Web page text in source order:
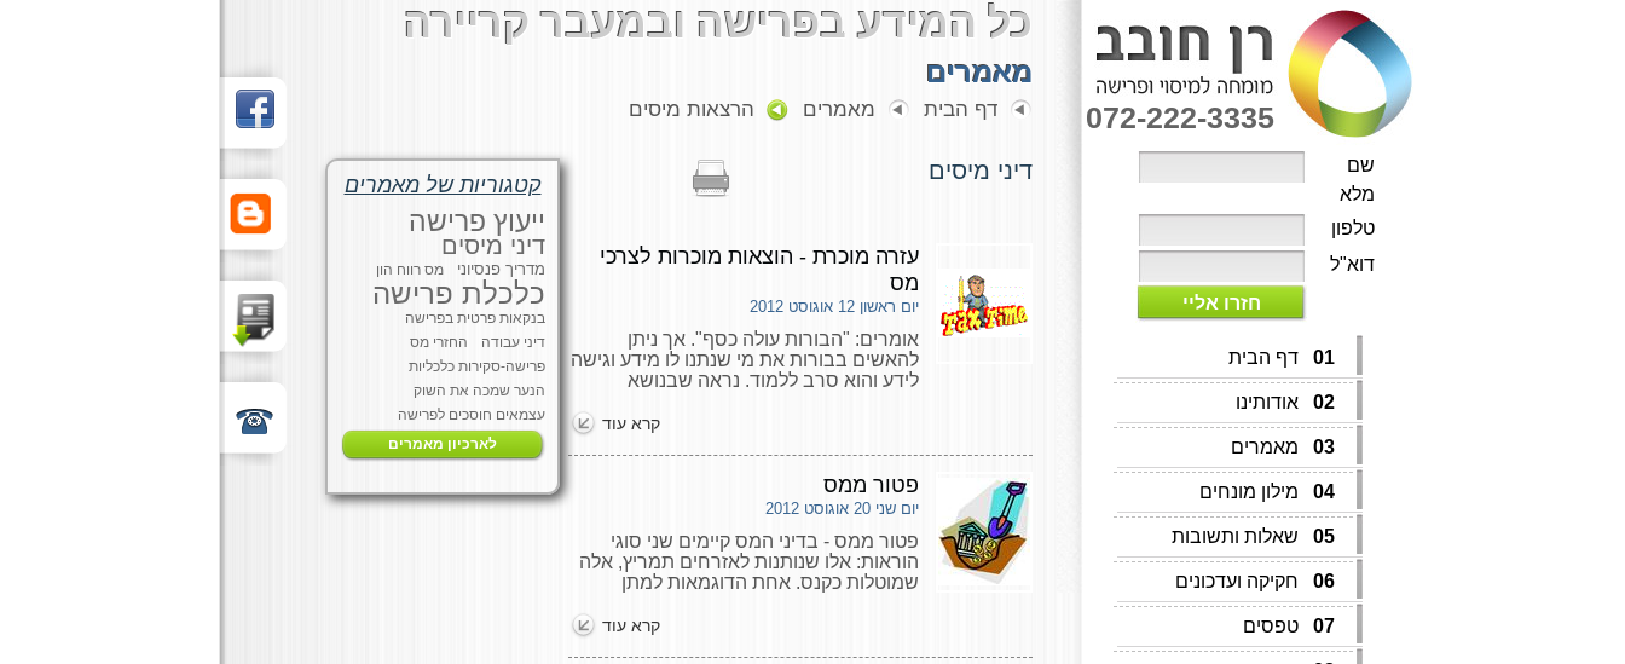
072-222-3335
שם
מלא
טלפון
דוא"ל
חזרו אליי
01 דף הבית
02 אודותינו
03 מאמרים
04 מילון מונחים
05 שאלות ותשובות
06 חקיקה ועדכונים
07 טפסים
כל המידע בפרישה ובמעבר קריירה
מאמרים
דף הבית מאמרים הרצאות מיסים
דיני מיסים
עזרה מוכרת - הוצאות מוכרות לצרכי
מס
יום ראשון 12 אוגוסט 2012
אומרים: "הבורות עולה כסף". אך ניתן
להאשים בבורות את מי שנתנו לו מידע וגישה
לידע והוא סרב ללמוד. נראה שבנושא
ואין להאשימו. החובות שלנו – ציבור משלמי
קרא עוד
פטור ממס
יום שני 20 אוגוסט 2012
פטור ממס - בדיני המס קיימים שני סוגי
הוראות: אלו שנותנות לאזרחים תמריץ, אלה
שמוטלות כקנס. אחת הדוגמאות למתן
ההיגיון של מתן הפטור הוא לספק תמריץ
קרא עוד
קטגוריות של מאמרים
ייעוץ פרישה
דיני מיסים
מדריך פנסיוני מס רווח הון
כלכלת פרישה
בנקאות פרטית בפרישה
דיני עבודה
החזרי מס
פרישה-סקירות כלכליות
הנער שמכה את השוק
עצמאים חוסכים לפרישה
לארכיון מאמרים